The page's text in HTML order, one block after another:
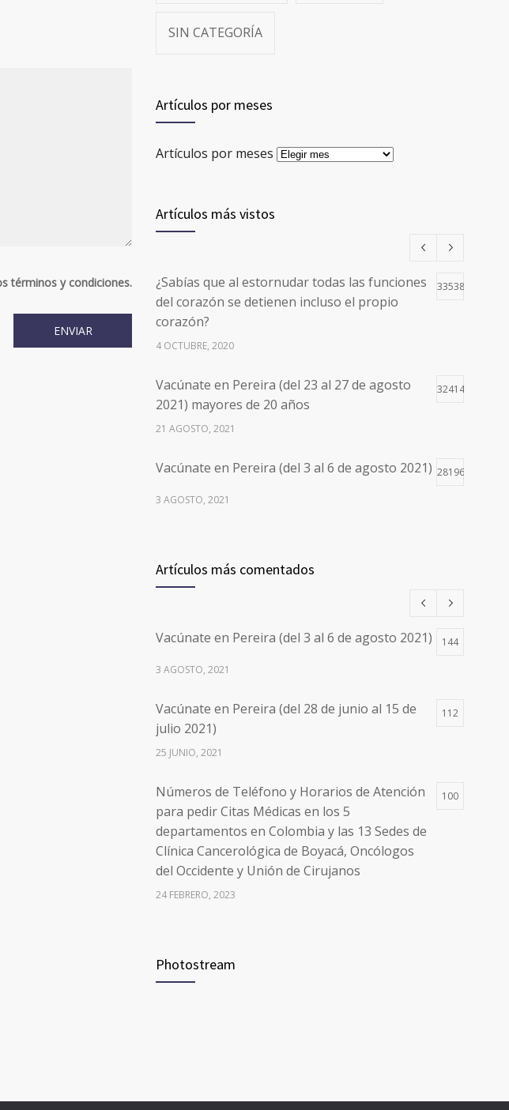
términos y condiciones.
SIN CATEGORÍA
Artículos por meses
Artículos por meses
Artículos más vistos
¿Sabías que al estornudar todas las funciones
del corazón se detienen incluso el propio
corazón?
33538
4 OCTUBRE, 2020
Vacúnate en Pereira (del 23 al 27 de agosto
2021) mayores de 20 años
32414
21 AGOSTO, 2021
Vacúnate en Pereira (del 3 al 6 de agosto 2021) 28196
3 AGOSTO, 2021
2021) mayores de 20 años
para pedir Citas Médicas en los 5
del Occidente y Unión de Cirujanos
24 FEBRERO, 2023
Artículos más comentados
Vacúnate en Pereira (del 3 al 6 de agosto 2021) 144
3 AGOSTO, 2021
Vacúnate en Pereira (del 28 de junio al 15 de
julio 2021)
112
25 JUNIO, 2021
Números de Teléfono y Horarios de Atención
para pedir Citas Médicas en los 5
departamentos en Colombia y las 13 Sedes de
Clínica Cancerológica de Boyacá, Oncólogos
del Occidente y Unión de Cirujanos
100
24 FEBRERO, 2023
3 JUNIO, 2021
Photostream